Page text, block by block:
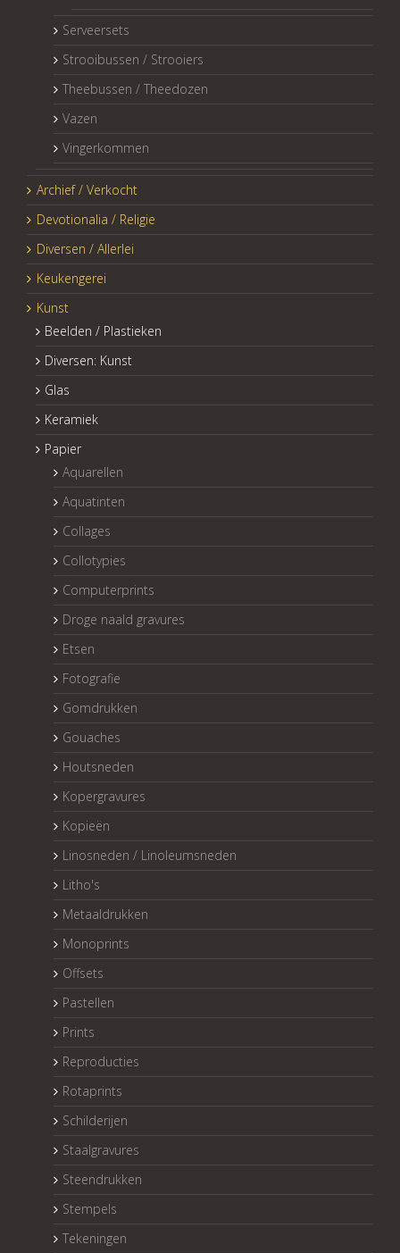
Serveersets
Strooibussen / Strooiers
Theebussen / Theedozen
Vazen
Vingerkommen
Archief / Verkocht
Devotionalia / Religie
Diversen / Allerlei
Keukengerei
Kunst
Beelden / Plastieken
Diversen: Kunst
Glas
Keramiek
Papier
Aquarellen
Aquatinten
Collages
Collotypies
Computerprints
Droge naald gravures
Etsen
Fotografie
Gomdrukken
Gouaches
Houtsneden
Kopergravures
Kopieën
Linosneden / Linoleumsneden
Litho's
Metaaldrukken
Monoprints
Offsets
Pastellen
Prints
Reproducties
Rotaprints
Schilderijen
Staalgravures
Steendrukken
Stempels
Tekeningen